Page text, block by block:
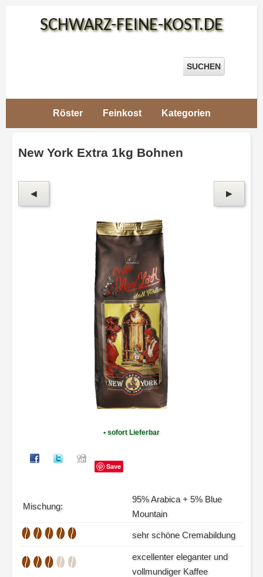
SCHWARZ-FEINE-KOST.DE
SUCHEN
Schwarz-
Kost>
Espresso
>
New
York
Extra
1kg
Bohnen
Röster Feinkost Kategorien
New York Extra 1kg Bohnen
◀ ▶
• sofort Lieferbar
Save
Mischung:
95% Arabica + 5% Blue
Mountain
sehr schöne Cremabildung
excellenter eleganter und
vollmundiger Kaffee